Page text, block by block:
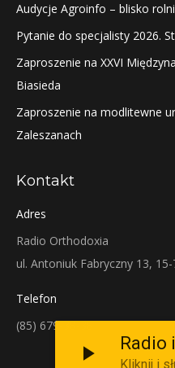
Audycje Agroinfo – blisko
Pytanie do specjalisty 2026.
Zaproszenie na XXVI
Biasieda
Zaproszenie na modlitewne
Zaleszanach
Kontakt
Adres
Radio Orthodoxia
ul. Antoniuk Fabryczny 13,
Telefon
(85) 679-38-38
Radio
Kliknij i